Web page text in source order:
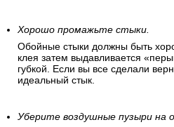
Хорошо промажьте стыки.
Обойные стыки должны быть
клея затем выдавливается
губкой. Если вы все сделали
идеальный стык.
Уберите воздушные пузыри на